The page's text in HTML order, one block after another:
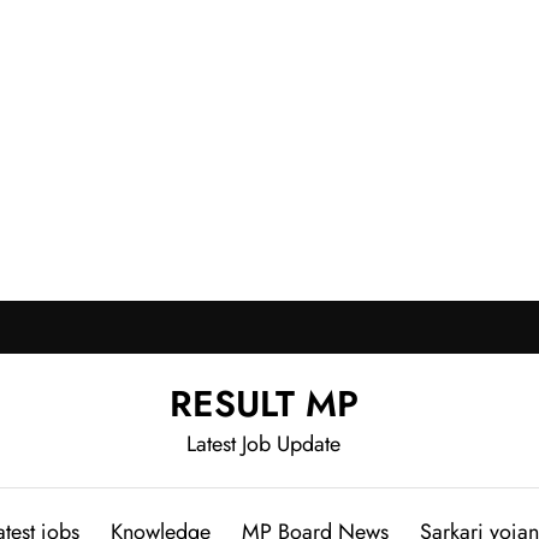
RESULT MP
Latest Job Update
jobs Knowledge MP Board News Sarkari